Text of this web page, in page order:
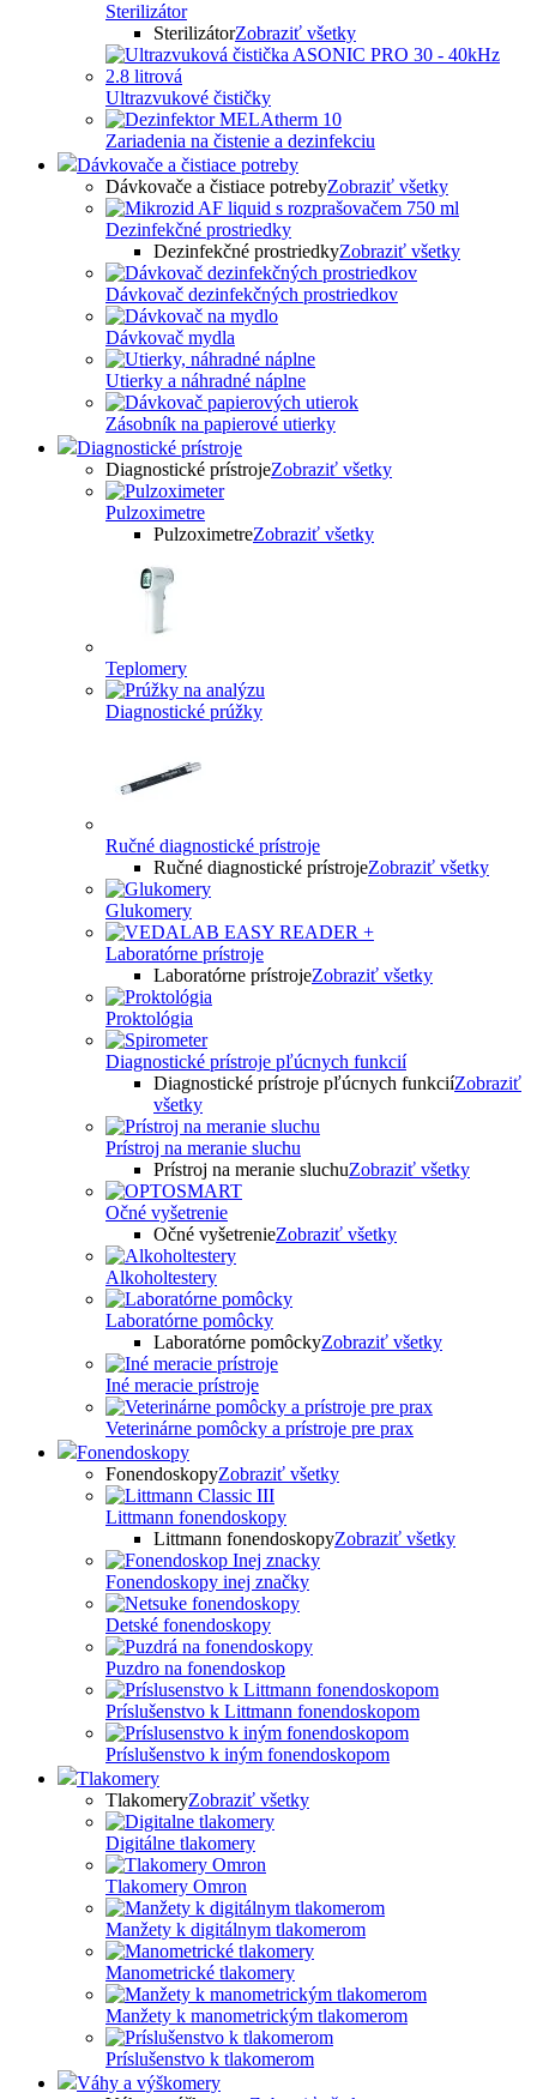
Sterilizátor
SterilizátorZobraziť všetky
Ultrazvukové čističky
Zariadenia na čistenie a dezinfekciu
Dávkovače a čistiace potreby
Dávkovače a čistiace potrebyZobraziť všetky
Dezinfekčné prostriedky
Dezinfekčné prostriedkyZobraziť všetky
Dávkovač dezinfekčných prostriedkov
Dávkovač mydla
Utierky a náhradné náplne
Zásobník na papierové utierky
Diagnostické prístroje
Diagnostické prístrojeZobraziť všetky
Pulzoximetre
PulzoximetreZobraziť všetky
Teplomery
Diagnostické prúžky
Ručné diagnostické prístroje
Ručné diagnostické prístrojeZobraziť všetky
Glukomery
Laboratórne prístroje
Laboratórne prístrojeZobraziť všetky
Proktológia
Diagnostické prístroje pľúcnych funkcií
Diagnostické prístroje pľúcnych funkciíZobraziť
všetky
Prístroj na meranie sluchu
Prístroj na meranie sluchuZobraziť všetky
Očné vyšetrenie
Očné vyšetrenieZobraziť všetky
Alkoholtestery
Laboratórne pomôcky
Laboratórne pomôckyZobraziť všetky
Iné meracie prístroje
Veterinárne pomôcky a prístroje pre prax
Fonendoskopy
FonendoskopyZobraziť všetky
Littmann fonendoskopy
Littmann fonendoskopyZobraziť všetky
Fonendoskopy inej značky
Detské fonendoskopy
Puzdro na fonendoskop
Príslušenstvo k Littmann fonendoskopom
Príslušenstvo k iným fonendoskopom
Tlakomery
TlakomeryZobraziť všetky
Digitálne tlakomery
Tlakomery Omron
Manžety k digitálnym tlakomerom
Manometrické tlakomery
Manžety k manometrickým tlakomerom
Príslušenstvo k tlakomerom
Váhy a výškomery